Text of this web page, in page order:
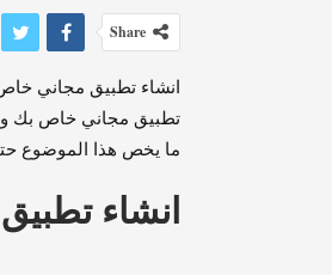
Share
انشاء تطبيق مجاني
تطبيق مجاني خاص بك
ما يخص هذا الموضوع
انشاء